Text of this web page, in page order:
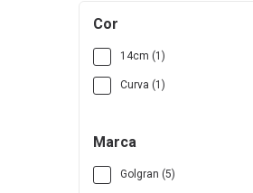
Cor
14cm (1)
Curva (1)
Marca
Golgran (5)